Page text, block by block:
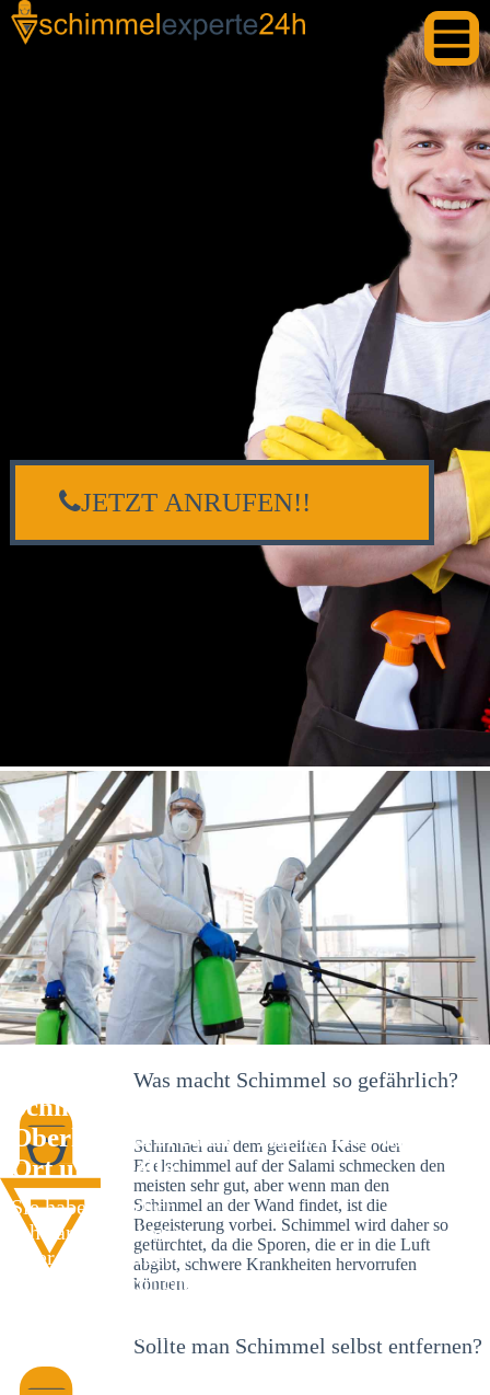
Schimmelexperte in
Oberkonnersreuth – Ihr Helfer an
Ort und Stelle
Sie haben kürzlich
schwarze Flecken an
Ihrer Wand entdeckt?
Schlechte Nachrichten:
Schimmelbefall in
JETZT ANRUFEN!!
Was macht Schimmel so gefährlich?
Schimmel auf dem gereiften Käse oder
Edelschimmel auf der Salami schmecken den
meisten sehr gut, aber wenn man den
Schimmel an der Wand findet, ist die
Begeisterung vorbei. Schimmel wird daher so
gefürchtet, da die Sporen, die er in die Luft
abgibt, schwere Krankheiten hervorrufen
können.
Sollte man Schimmel selbst entfernen?